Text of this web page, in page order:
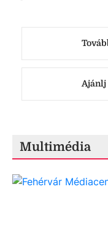
Multimédia